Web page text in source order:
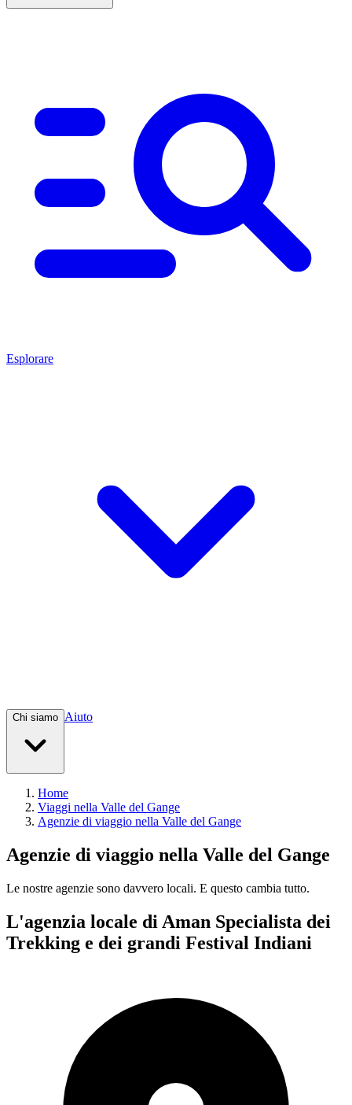
Esplorare
Chi siamo Aiuto
Home
Viaggi nella Valle del Gange
Agenzie di viaggio nella Valle del Gange
Agenzie di viaggio nella Valle del Gange
Le nostre agenzie sono davvero locali. E questo cambia tutto.
L'agenzia locale di Aman Specialista dei
Trekking e dei grandi Festival Indiani